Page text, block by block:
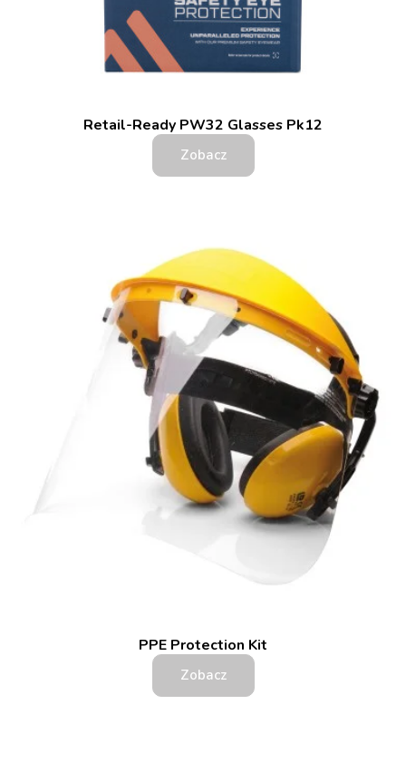
Retail-Ready PW32 Glasses Pk12
Zobacz
PPE Protection Kit
Zobacz